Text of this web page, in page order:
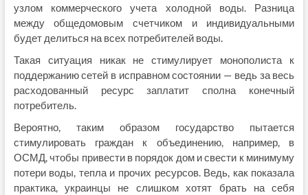
узлом коммерческого учета холодной воды. Разница
между общедомовым счетчиком и индивидуальными
будет делиться на всех потребителей воды.
Такая ситуация никак не стимулирует монополиста к
поддержанию сетей в исправном состоянии — ведь за весь
расходованный ресурс заплатит сполна конечный
потребитель.
Вероятно, таким образом государство пытается
стимулировать граждан к объединению, например, в
ОСМД, чтобы привести в порядок дом и свести к минимуму
потери воды, тепла и прочих ресурсов. Ведь, как показала
практика, украинцы не слишком хотят брать на себя